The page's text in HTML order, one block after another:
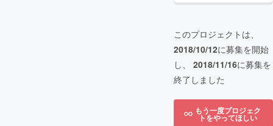
このプロジェクトは、
2018/10/12に募集を開始
し、 2018/11/16に募集を
終了しました
もう一度プロジェク
トをやってほしい